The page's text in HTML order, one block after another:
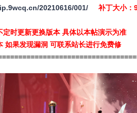
20210616/001/ 补丁大小
时更新更换版本 具体以本帖演示为准
如果发现漏洞 可联系站长进行免费修